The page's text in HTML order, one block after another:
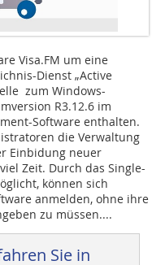
Visa.FM um eine
Dienst „Active
zum Windows-
R3.12.6 im
Software enthalten.
die Verwaltung
Einbidung neuer
Zeit. Durch das Single-
können sich
anmelden, ohne ihre
zu müssen....
Sie in